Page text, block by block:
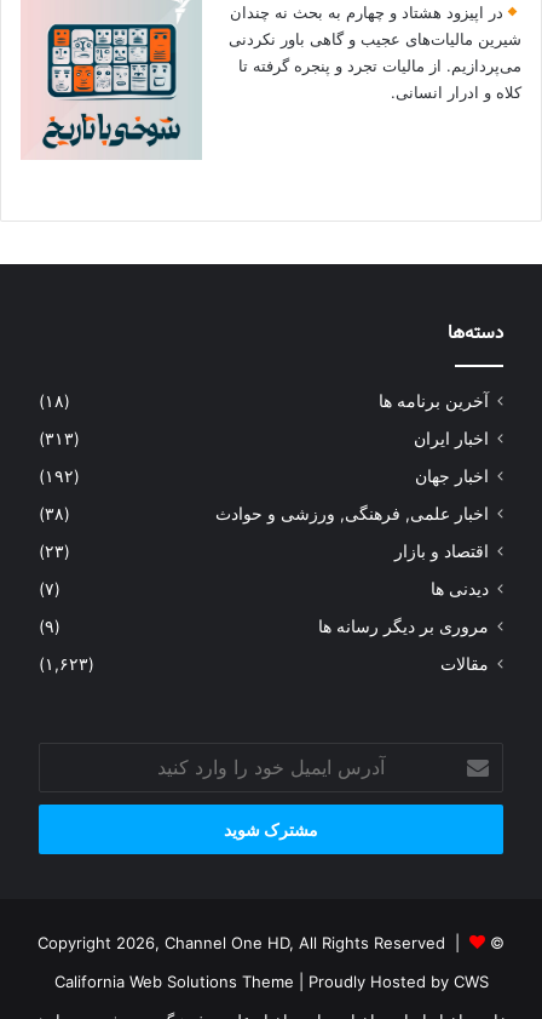
در اپیزود هشتاد و چهارم به بحث نه چندان
شیرین مالیات‌های عجیب و گاهی باور نکردنی‌
می‌پردازیم. از مالیات تجرد و پنجره گرفته تا
کلاه و ادرار انسانی.
دسته‌ها
آخرین برنامه ها
(۱۸)
اخبار ایران
(۳۱۳)
اخبار جهان
(۱۹۲)
اخبار علمی, فرهنگی, ورزشی و حوادث
(۳۸)
اقتصاد و بازار
(۲۳)
دیدنی ها
(۷)
مروری بر دیگر رسانه ها
(۹)
مقالات
(۱,۶۲۳)
ایمیل
خود
وارد
© Copyright 2026, Channel One HD, All Rights Reserved |
California Web Solutions Theme | Proudly Hosted by CWS